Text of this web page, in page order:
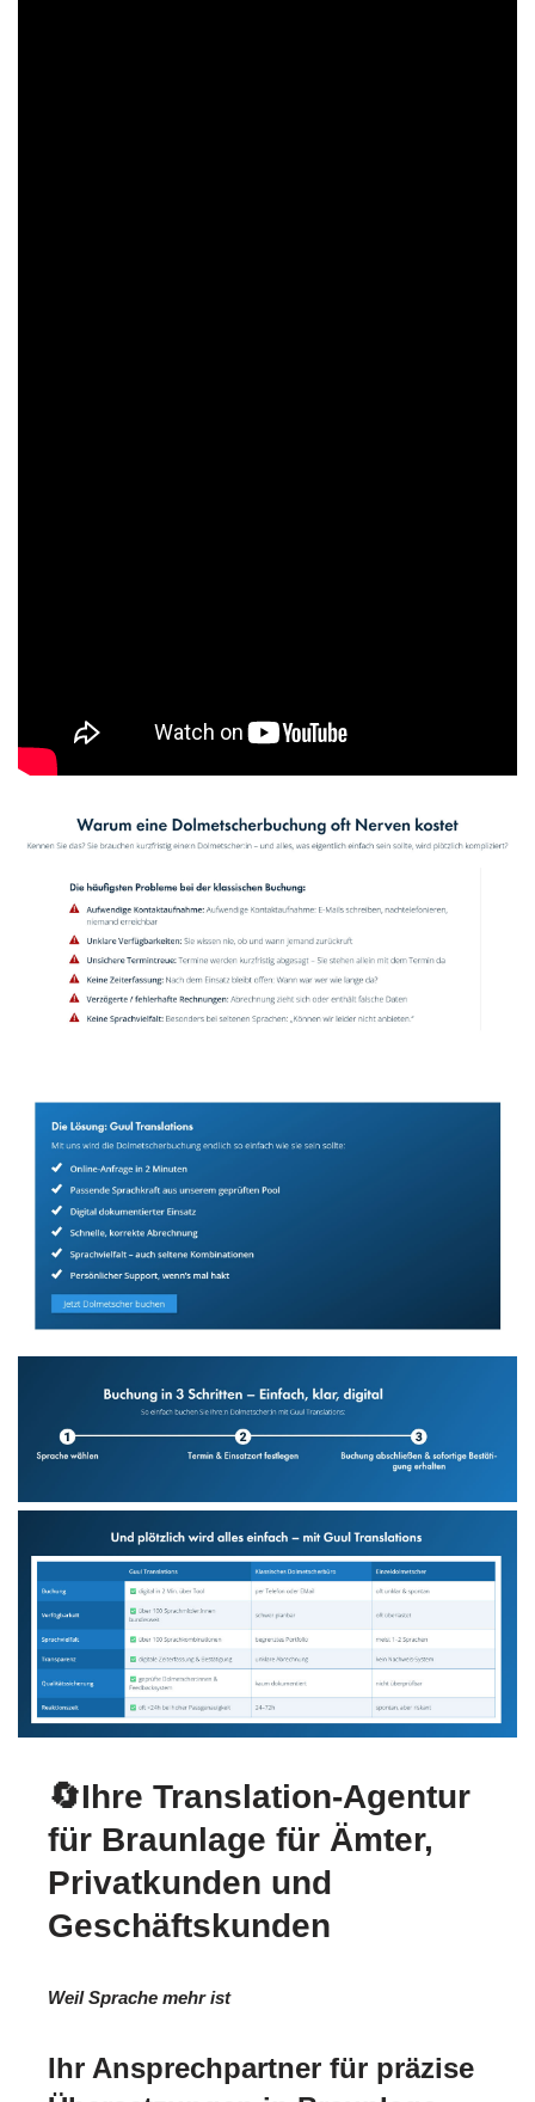
🔄Ihre Translation-Agentur
für Braunlage für Ämter,
Privatkunden und
Geschäftskunden
Weil Sprache mehr ist
Ihr Ansprechpartner für präzise